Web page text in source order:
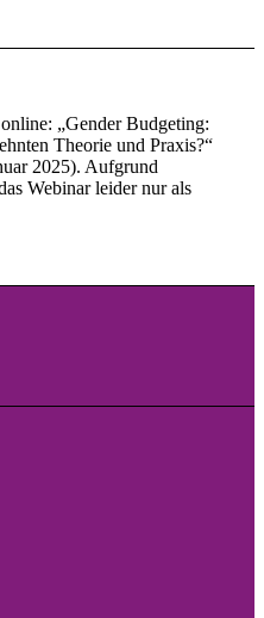
„Gender Budgeting:
Theorie und Praxis?“
2025). Aufgrund
Webinar leider nur als